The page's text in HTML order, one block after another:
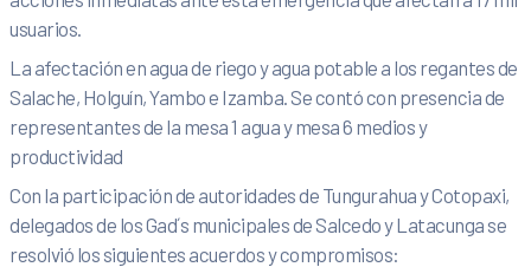
usuarios.
La afectación en agua de riego y agua potable a los regantes de
Salache, Holguín, Yambo e Izamba. Se contó con presencia de
representantes de la mesa 1 agua y mesa 6 medios y
productividad
Con la participación de autoridades de Tungurahua y Cotopaxi,
delegados de los Gad´s municipales de Salcedo y Latacunga se
resolvió los siguientes acuerdos y compromisos: